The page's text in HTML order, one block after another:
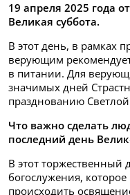
19 апреля 2025 года
Великая суббота.
В этот день, в рамках
верующим
в питании. Для
значимых дней
празднованию
Что важно сделать
последний день
В этот торжественный
богослужения,
происходить